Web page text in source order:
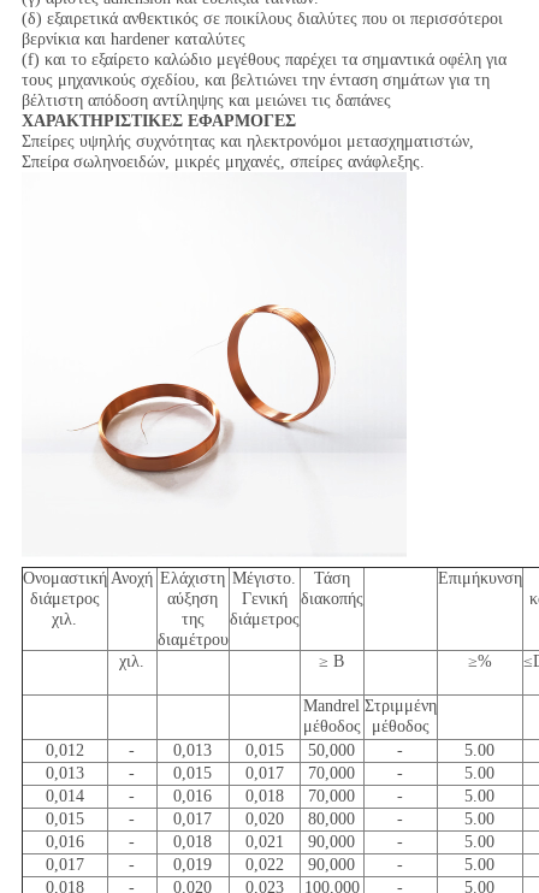
(δ) εξαιρετικά ανθεκτικός σε ποικίλους διαλύτες που οι περισσότεροι
βερνίκια και hardener καταλύτες
(f) και το εξαίρετο καλώδιο μεγέθους παρέχει τα σημαντικά οφέλη για
τους μηχανικούς σχεδίου, και βελτιώνει την ένταση σημάτων για τη
βέλτιστη απόδοση αντίληψης και μειώνει τις δαπάνες
ΧΑΡΑΚΤΗΡΙΣΤΙΚΕΣ ΕΦΑΡΜΟΓΕΣ
Σπείρες υψηλής συχνότητας και ηλεκτρονόμοι μετασχηματιστών,
Σπείρα σωληνοειδών, μικρές μηχανές, σπείρες ανάφλεξης.
Ονομαστική
διάμετρος
χιλ.
Ανοχή Ελάχιστη
αύξηση
της
διαμέτρου
Μέγιστο.
Γενική
διάμετρος
Τάση
διακοπής
Επιμήκυνση
χιλ. ≥ Β ≥%
Mandrel
μέθοδος
Στριμμένη
μέθοδος
0,012
- 0,013 0,015 50,000 -
5.00
0,013
- 0,015 0,017 70,000 -
5.00
0,014
- 0,016 0,018 70,000 -
5.00
0,015
- 0,017 0,020 80,000 -
5.00
0,016
- 0,018 0,021 90,000 -
5.00
0,017
- 0,019 0,022 90,000 -
5.00
0,018
- 0,020 0,023 100,000 - 5.00